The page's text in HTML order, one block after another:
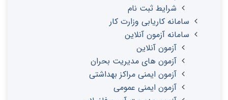
شرایط ثبت نام
سامانه کاریابی وزارت کار
سامانه آزمون آنلاین
آزمون آنلاین
آزمون های مدیریت بحران
آزمون ایمنی مراکز بهداشتی
آزمون ایمنی عمومی